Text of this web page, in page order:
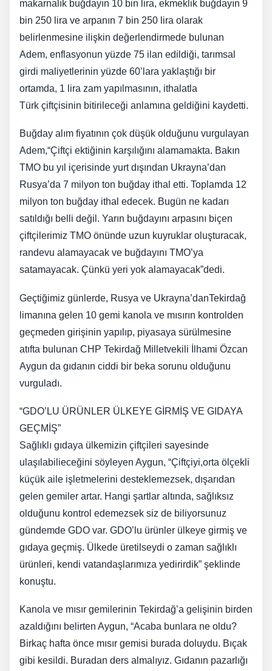
makarnalık buğdayın 10 bin lira, ekmeklik buğdayın 9
bin 250 lira ve arpanın 7 bin 250 lira olarak
belirlenmesine ilişkin değerlendirmede bulunan
Adem, enflasyonun yüzde 75 ilan edildiği, tarımsal
girdi maliyetlerinin yüzde 60’lara yaklaştığı bir
ortamda, 1 lira zam yapılmasının, ithalatla
Türk çiftçisinin bitirileceği anlamına geldiğini kaydetti.
Buğday alım fiyatının çok düşük olduğunu vurgulayan
Adem,“Çiftçi ektiğinin karşılığını alamamakta. Bakın
TMO bu yıl içerisinde yurt dışından Ukrayna’dan
Rusya’da 7 milyon ton buğday ithal etti. Toplamda 12
milyon ton buğday ithal edecek. Bugün ne kadarı
satıldığı belli değil. Yarın buğdayını arpasını biçen
çiftçilerimiz TMO önünde uzun kuyruklar oluşturacak,
randevu alamayacak ve buğdayını TMO’ya
satamayacak. Çünkü yeri yok alamayacak”dedi.
Geçtiğimiz günlerde, Rusya ve Ukrayna’danTekirdağ
limanına gelen 10 gemi kanola ve mısırın kontrolden
geçmeden girişinin yapılıp, piyasaya sürülmesine
atıfta bulunan CHP Tekirdağ Milletvekili İlhami Özcan
Aygun da gıdanın ciddi bir beka sorunu olduğunu
vurguladı.
“GDO’LU ÜRÜNLER ÜLKEYE GİRMİŞ VE GIDAYA
GEÇMİŞ”
Sağlıklı gıdaya ülkemizin çiftçileri sayesinde
ulaşılabilieceğini söyleyen Aygun, “Çiftçiyi,orta ölçekli
küçük aile işletmelerini desteklemezsek, dışarıdan
gelen gemiler artar. Hangi şartlar altında, sağlıksız
olduğunu kontrol edemezsek siz de biliyorsunuz
gündemde GDO var. GDO’lu ürünler ülkeye girmiş ve
gıdaya geçmiş. Ülkede üretilseydi o zaman sağlıklı
ürünleri, kendi vatandaşlarımıza yedirirdik” şeklinde
konuştu.
Kanola ve mısır gemilerinin Tekirdağ’a gelişinin birden
azaldığını belirten Aygun, “Acaba bunlara ne oldu?
Birkaç hafta önce mısır gemisi burada doluydu. Bıçak
gibi kesildi. Buradan ders almalıyız. Gıdanın pazarlığı